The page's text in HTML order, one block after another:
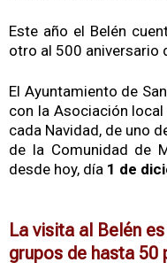
Este año el Belén
otro al 500 aniversario
El Ayuntamiento de
con la Asociación
cada Navidad, de uno
de la Comunidad de
desde hoy, día 1 de
La visita al Belén
grupos de hasta 50